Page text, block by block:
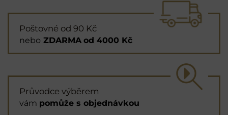
Poštovné od 90 Kč
nebo ZDARMA od 4000 Kč
Průvodce výběrem
vám pomůže s objednávkou